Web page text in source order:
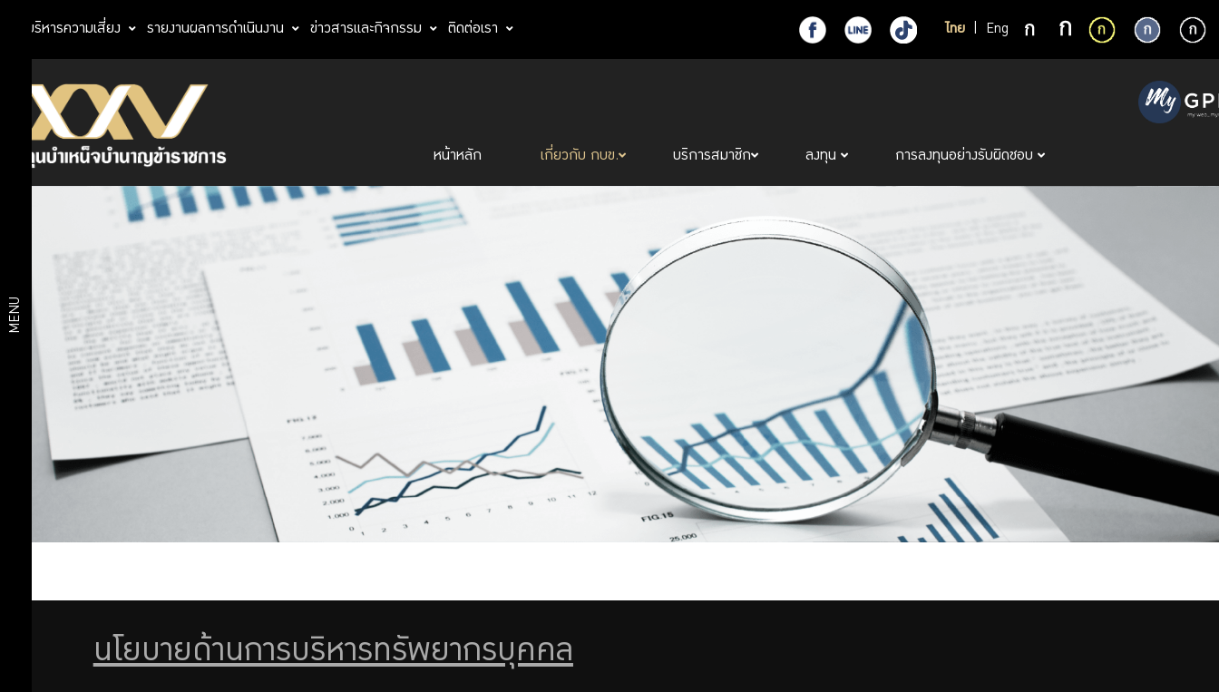
ไทย Eng
การบริหารความเสี่ยง รายงานผลการดำเนินงาน ข่าวสารและกิจกรรม ติดต่อเรา
หน้าหลัก เกี่ยวกับ กบข. บริการสมาชิก ลงทุน การลงทุนอย่างรับผิดชอบ
MENU
เกี่ยว
กับ
องค์กร
สถิติ
องค์กร
คณะ
กรรมการ
สรุป
ประชุม
กรรมการ
คณะ
อนุกรรมการ
นโยบายด้าน
นโยบายด้านการบริหารทรัพยากรบุคคล